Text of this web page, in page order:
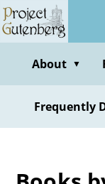
Skip
to
contentAbout ▼
Frequently